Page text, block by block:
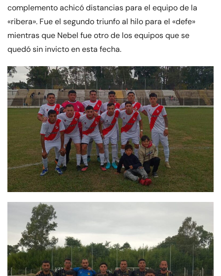
complemento achicó distancias para el equipo de la
«ribera». Fue el segundo triunfo al hilo para el «defe»
mientras que Nebel fue otro de los equipos que se
quedó sin invicto en esta fecha.